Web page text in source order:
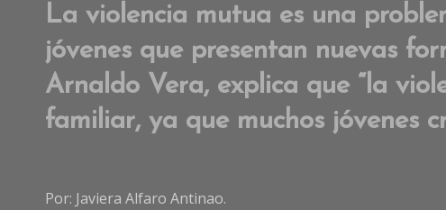
La violencia mutua es una
jóvenes que presentan nuevas
Arnaldo Vera, explica que “la
familiar, ya que muchos jóvenes
Por: Javiera Alfaro Antinao.